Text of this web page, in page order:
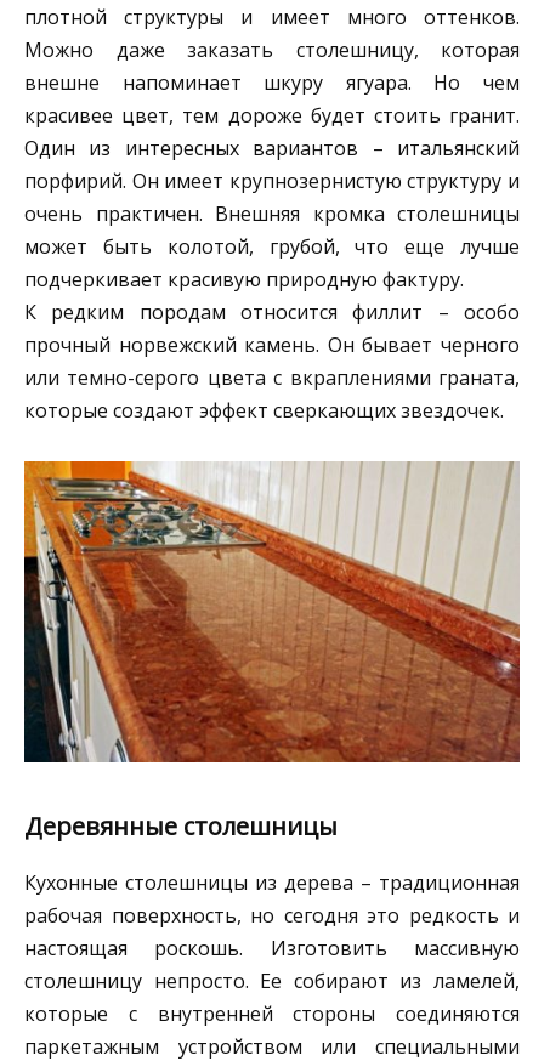
плотной структуры и имеет много оттенков.
Можно даже заказать столешницу, которая
внешне напоминает шкуру ягуара. Но чем
красивее цвет, тем дороже будет стоить гранит.
Один из интересных вариантов – итальянский
порфирий. Он имеет крупнозернистую структуру и
очень практичен. Внешняя кромка столешницы
может быть колотой, грубой, что еще лучше
подчеркивает красивую природную фактуру.
К редким породам относится филлит – особо
прочный норвежский камень. Он бывает черного
или темно-серого цвета с вкраплениями граната,
которые создают эффект сверкающих звездочек.
Деревянные столешницы
Кухонные столешницы из дерева – традиционная
рабочая поверхность, но сегодня это редкость и
настоящая роскошь. Изготовить массивную
столешницу непросто. Ее собирают из ламелей,
которые с внутренней стороны соединяются
паркетажным устройством или специальными